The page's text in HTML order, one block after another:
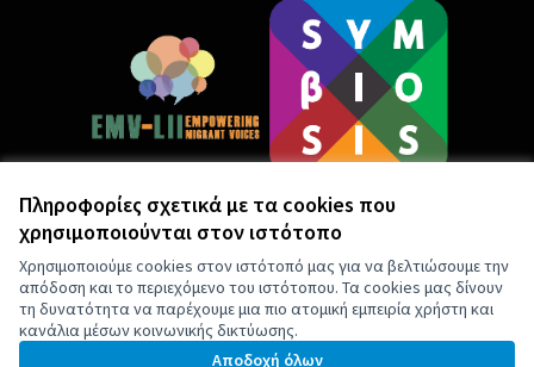
Πληροφορίες σχετικά με τα cookies που
χρησιμοποιούνται στον ιστότοπο
Χρησιμοποιούμε cookies στον ιστότοπό μας για να βελτιώσουμε την
απόδοση και το περιεχόμενο του ιστότοπου. Τα cookies μας δίνουν
τη δυνατότητα να παρέχουμε μια πιο ατομική εμπειρία χρήστη και
κανάλια μέσων κοινωνικής δικτύωσης.
Αποδοχή όλων
by